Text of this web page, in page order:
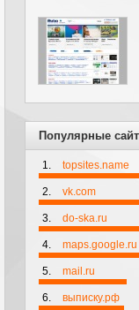
Популярные
1. topsites.name
2. vk.com
3. do-ska.ru
4. maps.google.ru
5. mail.ru
6. выписку.рф